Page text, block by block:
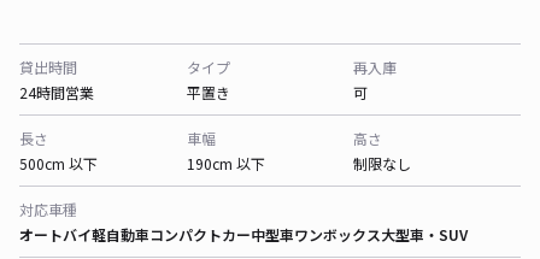
貸出時間
24時間営業
タイプ
平置き
再入庫
可
長さ
500cm 以下
車幅
190cm 以下
高さ
制限なし
対応車種
オートバイ軽自動車コンパクトカー中型車ワンボックス大型車・SUV